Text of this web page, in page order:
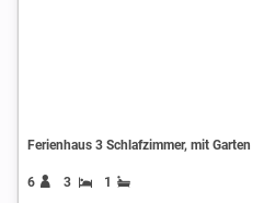
Ferienhaus 3 Schlafzimmer, mit Garten
6 3 1